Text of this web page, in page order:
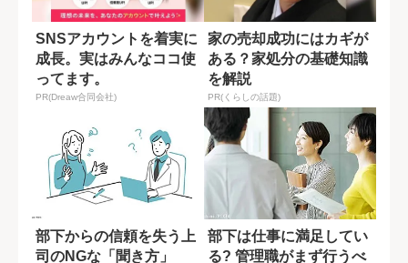
SNSアカウントを着実に
成長。実はみんなココ使
ってます。
PR(Dreaw合同会社)
家の売却成功にはカギが
ある？家処分の基礎知識
を解説
PR(くらしの話題)
部下からの信頼を失う上
司のNGな「聞き方」
部下は仕事に満足してい
る? 管理職がまず行うべ